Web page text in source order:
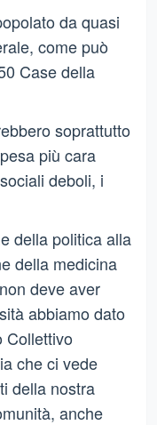
da quasi
come può
Case della
soprattutto
più cara
deboli, i
della politica alla
della medicina
deve aver
abbiamo dato
Collettivo
che ci vede
della nostra
anche